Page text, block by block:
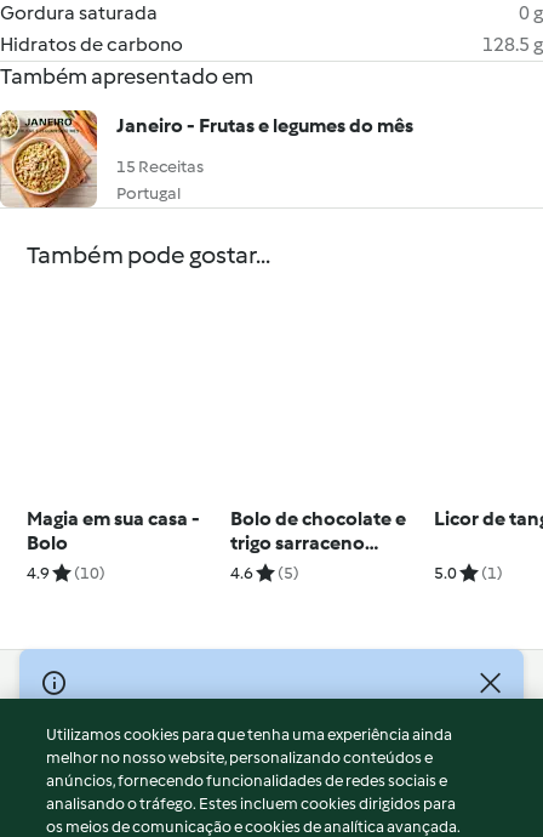
Gordura saturada
0 g
Hidratos de carbono
128.5 g
Também apresentado em
Janeiro - Frutas e legumes do mês
15 Receitas
Portugal
Também pode gostar...
Magia em sua casa -
Bolo
4.9 (10)
Bolo de chocolate e
trigo sarraceno
crocante
4.6 (5)
Licor de
5.0 (1)
© Copyright 2026
Termos de Utilização
Aviso sobre Proteção de Dados
Aviso
Utilizamos cookies para que tenha uma experiência ainda
melhor no nosso website, personalizando conteúdos e
anúncios, fornecendo funcionalidades de redes sociais e
analisando o tráfego. Estes incluem cookies dirigidos para
os meios de comunicação e cookies de analítica avançada.